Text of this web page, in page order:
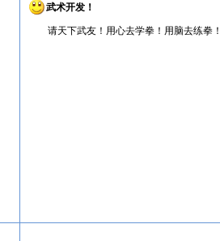
武术开发！
请天下武友！用心去学拳！用脑去练拳